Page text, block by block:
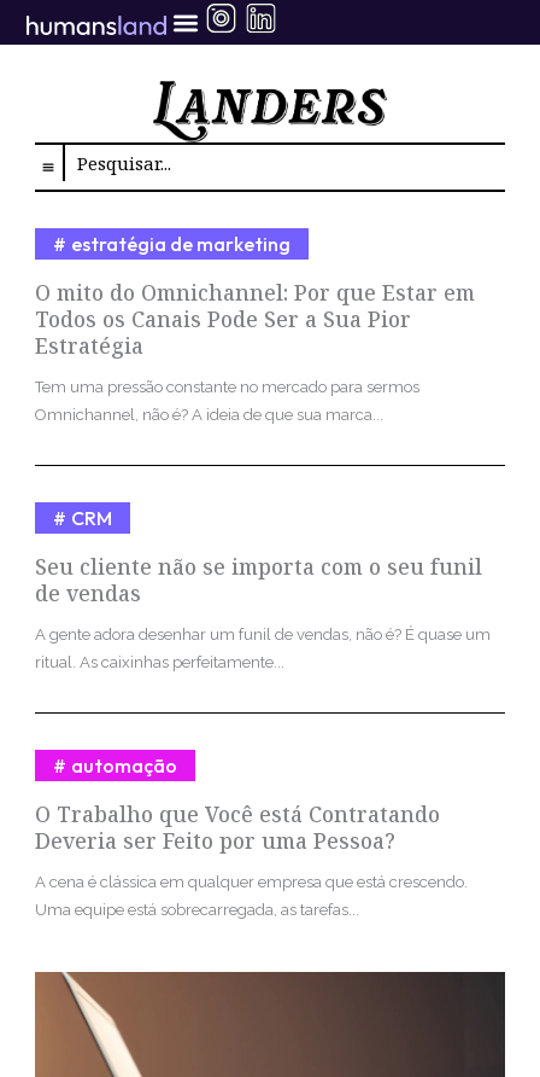
para
Search
O mito do Omnichannel: Por que Estar em
Todos os Canais Pode Ser a Sua Pior
Estratégia
estratégia de marketing
Tem uma pressão constante no mercado para sermos
Omnichannel, não é? A ideia de que sua marca...
Seu cliente não se importa com o seu funil
de vendas
CRM
A gente adora desenhar um funil de vendas, não é? É quase um
ritual. As caixinhas perfeitamente...
O Trabalho que Você está Contratando
Deveria ser Feito por uma Pessoa?
automação
A cena é clássica em qualquer empresa que está crescendo.
Uma equipe está sobrecarregada, as tarefas...